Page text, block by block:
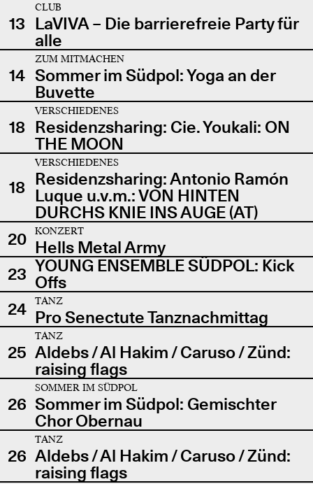
13
CLUB
LaVIVA – Die barrierefreie Party für
alle
14
ZUM MITMACHEN
Sommer im Südpol: Yoga an der
Buvette
18
VERSCHIEDENES
Residenzsharing: Cie. Youkali: ON
THE MOON
18
VERSCHIEDENES
Residenzsharing: Antonio Ramón
Luque u.v.m.: VON HINTEN
DURCHS KNIE INS AUGE (AT)
20
KONZERT
Hells Metal Army
23 YOUNG ENSEMBLE SÜDPOL: Kick
Offs
24
TANZ
Pro Senectute Tanznachmittag
25
TANZ
Aldebs / Al Hakim / Caruso / Zünd:
raising flags
26
SOMMER IM SÜDPOL
Sommer im Südpol: Gemischter
Chor Obernau
26
TANZ
Aldebs / Al Hakim / Caruso / Zünd:
raising flags